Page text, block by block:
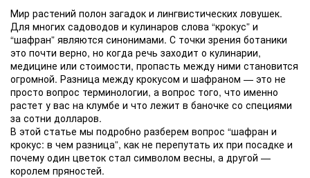
Мир растений полон загадок и лингвистических ловушек.
Для многих садоводов и кулинаров слова “крокус” и
“шафран” являются синонимами. С точки зрения ботаники
это почти верно, но когда речь заходит о кулинарии,
медицине или стоимости, пропасть между ними становится
огромной. Разница между крокусом и шафраном — это не
просто вопрос терминологии, а вопрос того, что именно
растет у вас на клумбе и что лежит в баночке со специями
за сотни долларов.
В этой статье мы подробно разберем вопрос “шафран и
крокус: в чем разница”, как не перепутать их при посадке и
почему один цветок стал символом весны, а другой —
королем пряностей.